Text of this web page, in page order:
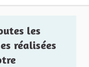
les
réalisées